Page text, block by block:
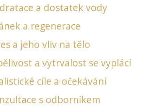
a dostatek vody
a regenerace
a jeho vliv na tělo
a vytrvalost se vyplácí
cíle a očekávání
s odborníkem